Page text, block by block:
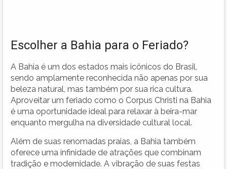
Escolher a Bahia para o Feriado?
A Bahia é um dos estados mais icônicos do Brasil,
sendo amplamente reconhecida não apenas por sua
beleza natural, mas também por sua rica cultura.
Aproveitar um feriado como o Corpus Christi na Bahia
é uma oportunidade ideal para relaxar à beira-mar
enquanto mergulha na diversidade cultural local.
Além de suas renomadas praias, a Bahia também
oferece uma infinidade de atrações que combinam
tradição e modernidade. A vibração de suas festas